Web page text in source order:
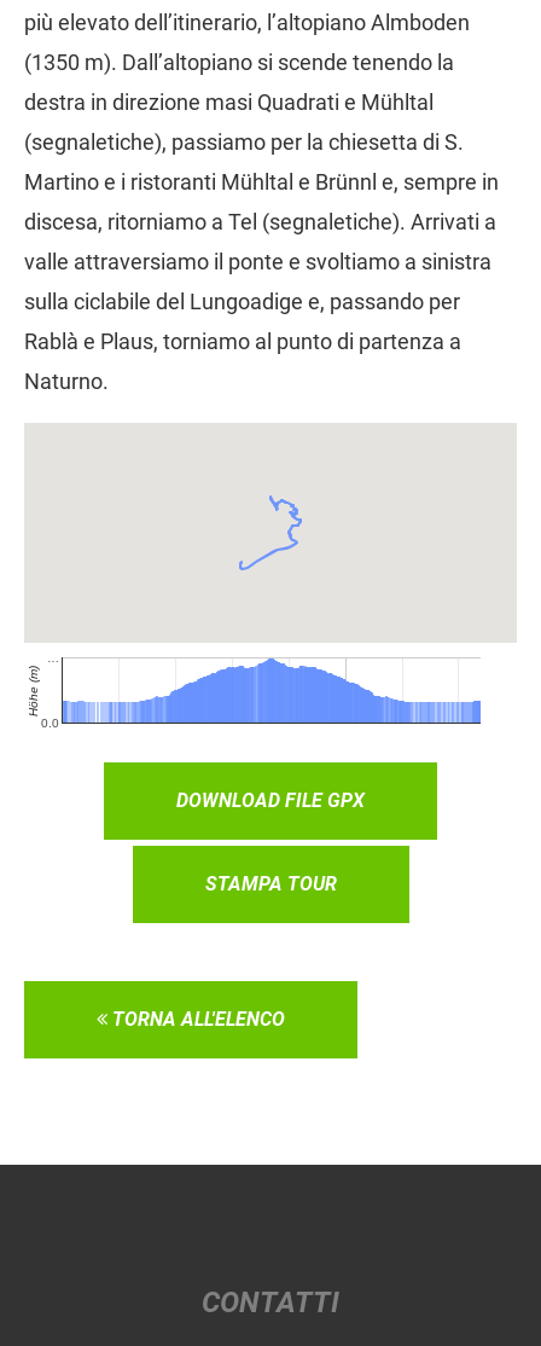
più elevato dell’itinerario, l’altopiano Almboden
(1350 m). Dall’altopiano si scende tenendo la
destra in direzione masi Quadrati e Mühltal
(segnaletiche), passiamo per la chiesetta di S.
Martino e i ristoranti Mühltal e Brünnl e, sempre in
discesa, ritorniamo a Tel (segnaletiche). Arrivati a
valle attraversiamo il ponte e svoltiamo a sinistra
sulla ciclabile del Lungoadige e, passando per
Rablà e Plaus, torniamo al punto di partenza a
Naturno.
DOWNLOAD FILE GPX
STAMPA TOUR
TORNA ALL'ELENCO
CONTATTI